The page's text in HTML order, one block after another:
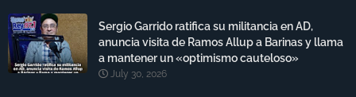
Sergio Garrido ratifica su militancia en AD,
anuncia visita de Ramos Allup a Barinas y llama
a mantener un «optimismo cauteloso»
July 30, 2026